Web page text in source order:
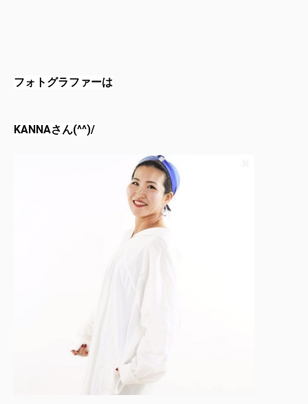
フォトグラファーは
KANNAさん(^^)/